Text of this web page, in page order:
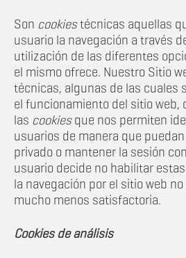
Son cookiestécnicas aquellas
usuario la navegación a través
utilización de las diferentes
el mismo ofrece. Nuestro Sitio
técnicas, algunas de las cuales
el funcionamiento del sitio web,
las cookiesque nos permiten
usuarios de manera que
privado o mantener la sesión
usuario decide no habilitar estas
la navegación por el sitio web
mucho menos satisfactoria.
Cookies de análisis